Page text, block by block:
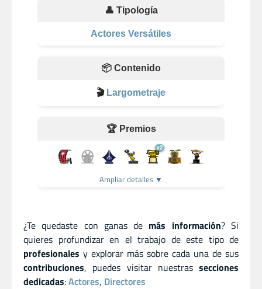
👤 Tipología
Actores Versátiles
📦 Contenido
🎬 Largometraje
🏆 Premios
x2
Ampliar detalles ▼
¿Te quedaste con ganas de más información? Si
quieres profundizar en el trabajo de este tipo de
profesionales y explorar más sobre cada una de sus
contribuciones, puedes visitar nuestras secciones
dedicadas:Actores, Directores